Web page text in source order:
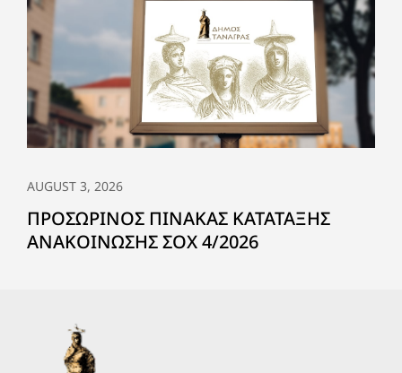
AUGUST 3, 2026
ΠΡΟΣΩΡΙΝΟΣ ΠΙΝΑΚΑΣ ΚΑΤΑΤΑΞΗΣ
ΑΝΑΚΟΙΝΩΣΗΣ ΣΟΧ 4/2026